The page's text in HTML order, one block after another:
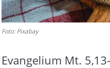
Foto: Pixabay
Evangelium Mt.